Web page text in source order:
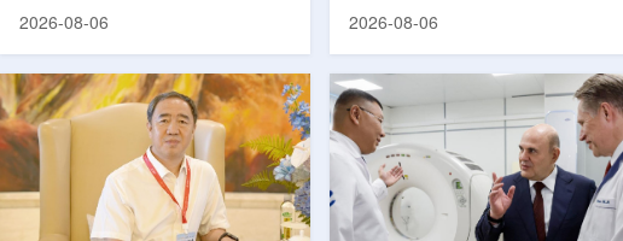
业计算模拟中的一项瓶颈提出新方
算密集型场景。据介绍，传统粒子输
运模拟在核医学系统设计中具有重要
作用，但往往需要大量计算资源，并
伴随较长运行时间，影响研发和优化
效率。Nuclear Quantum此次提出的
技术，旨在把物理输运模型转化为量
子电路，使粒子传播和随机游走动力
2026-08-06
镥-177(Lu-177)被列为首个商业化目
产，后续还可能将产品范围扩大至
钴-60、氚-3和氦-3等同位素。Lu-
177是当前全球放射性药物市场中应
用较广的治疗性放射性同位素，可用
于前列腺癌、神经内分泌肿瘤等疾病
相关放射性药物。此前，韩国所需
Lu-177完全依赖进口。由于其半衰
2026-08-06